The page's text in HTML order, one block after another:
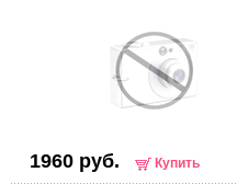
1960 руб. Купить